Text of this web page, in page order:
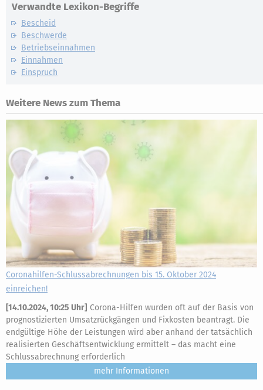
Verwandte Lexikon-Begriffe
Bescheid
Beschwerde
Betriebseinnahmen
Einnahmen
Einspruch
Weitere News zum Thema
Coronahilfen-Schlussabrechnungen bis 15. Oktober 2024
einreichen!
[14.10.2024, 10:25 Uhr] Corona-Hilfen wurden oft auf der Basis von
prognostizierten Umsatzrückgängen und Fixkosten beantragt. Die
endgültige Höhe der Leistungen wird aber anhand der tatsächlich
realisierten Geschäftsentwicklung ermittelt – das macht eine
Schlussabrechnung erforderlich
mehr